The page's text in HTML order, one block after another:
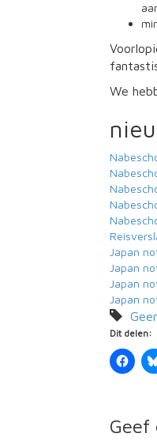
We
Japan
Japan
Japan
Japan
Dit delen:
Geef